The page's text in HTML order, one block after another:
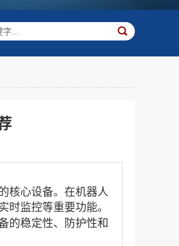
核心设备。在机器人
监控等重要功能。
的稳定性、防护性和